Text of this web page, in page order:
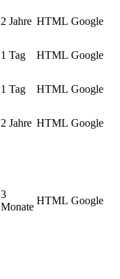
2 Jahre HTML Google
1 Tag HTML Google
1 Tag HTML Google
2 Jahre HTML Google
3
Monate
HTML Google